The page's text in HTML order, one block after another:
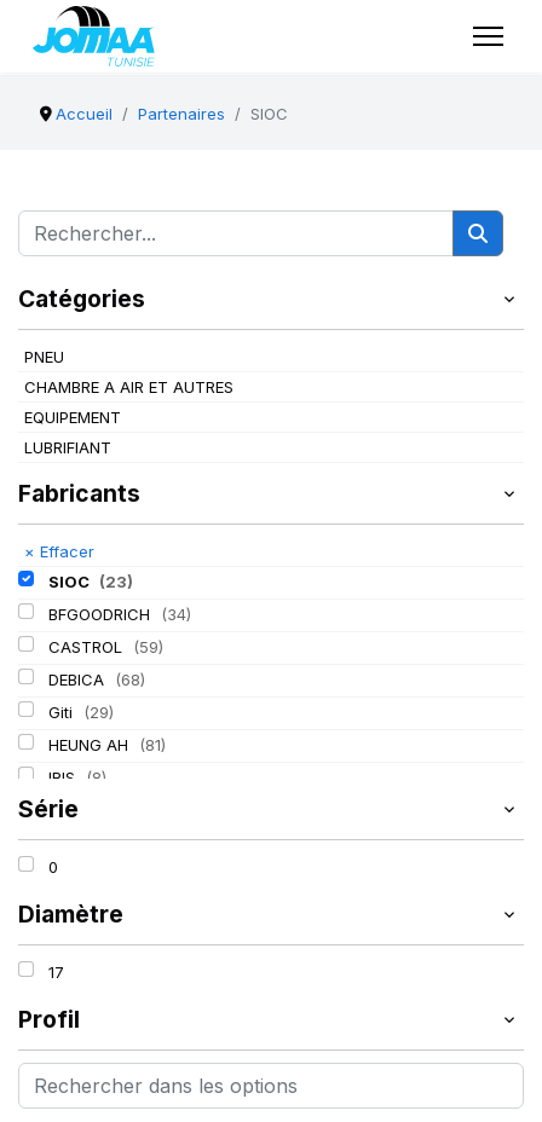
Accueil Partenaires SIOC
Catégories
PNEU
CHAMBRE A AIR ET AUTRES
EQUIPEMENT
LUBRIFIANT
Fabricants
× Effacer
SIOC (23)
BFGOODRICH
(34)
CASTROL
(59)
DEBICA
(68)
Giti
(29)
HEUNG AH
(81)
IRIS
(8)
ITALMATIC
KLEBER (116)
LASSA
LING LONG
MICHELIN (345)
MITAS
Mondolfo ferro
SCHRADER (24)
Série
0
Diamètre
17
Profil